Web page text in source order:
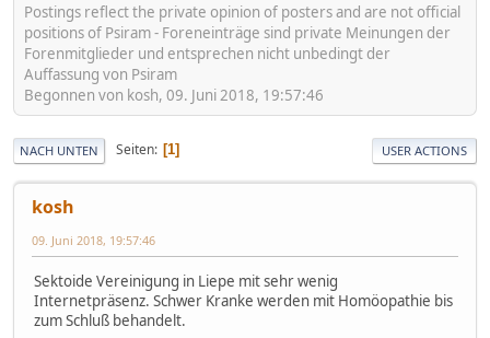
Postings reflect the private opinion of posters and are not official
positions of Psiram - Foreneinträge sind private Meinungen der
Forenmitglieder und entsprechen nicht unbedingt der
Auffassung von Psiram
Begonnen von kosh, 09. Juni 2018, 19:57:46
NACH UNTEN Seiten 1 USER ACTIONS
kosh
09. Juni 2018, 19:57:46
Sektoide Vereinigung in Liepe mit sehr wenig
Internetpräsenz. Schwer Kranke werden mit Homöopathie bis
zum Schluß behandelt.